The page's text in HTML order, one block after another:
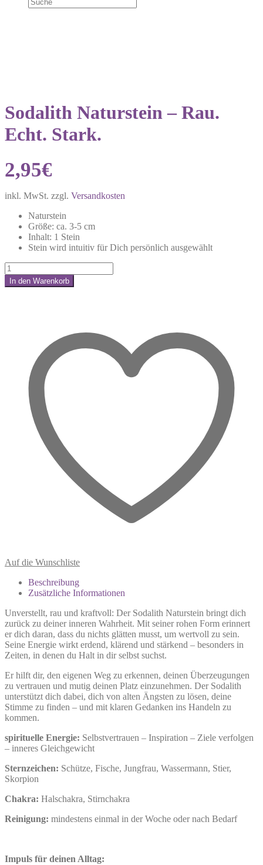
Sodalith Naturstein – Rau.
Echt. Stark.
2,95€
inkl. MwSt. zzgl. Versandkosten
Naturstein
Größe: ca. 3-5 cm
Inhalt: 1 Stein
Stein wird intuitiv für Dich persönlich ausgewählt
Sodalith
Naturstein
–
In den Warenkorb
Auf die Wunschliste
Beschreibung
Zusätzliche Informationen
Unverstellt, rau und kraftvoll: Der Sodalith Naturstein bringt dich
zurück zu deiner inneren Wahrheit. Mit seiner rohen Form erinnert
er dich daran, dass du nichts glätten musst, um wertvoll zu sein.
Seine Energie wirkt erdend, klärend und stärkend – besonders in
Zeiten, in denen du Halt in dir selbst suchst.
Er hilft dir, den eigenen Weg zu erkennen, deinen Überzeugungen
zu vertrauen und mutig deinen Platz einzunehmen. Der Sodalith
unterstützt dich dabei, dich von alten Ängsten zu lösen, deine
Stimme zu finden – und mit klaren Gedanken ins Handeln zu
kommen.
spirituelle Energie: Selbstvertrauen – Inspiration – Ziele verfolgen
– inneres Gleichgewicht
Sternzeichen: Schütze, Fische, Jungfrau, Wassermann, Stier,
Skorpion
Chakra: Halschakra, Stirnchakra
Reinigung: mindestens einmal in der Woche oder nach Bedarf
Impuls für deinen Alltag: